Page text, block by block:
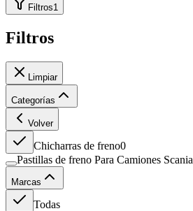
Filtros1
Filtros
Limpiar
Categorías
Volver
Chicharras de freno0
Pastillas de freno Para Camiones Scania
Marcas
Todas